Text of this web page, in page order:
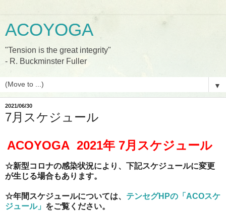
ACOYOGA
"Tension is the great integrity"
- R. Buckminster Fuller
▼
2021/06/30
7月スケジュール
ACOYOGA 2021年 7月スケジュール
☆新型コロナの感染状況により、下記スケジュールに変更
が生じる場合もあります。
☆年間スケジュールについては、 テンセグHPの「ACOスケ
ジュール」 をご覧ください。